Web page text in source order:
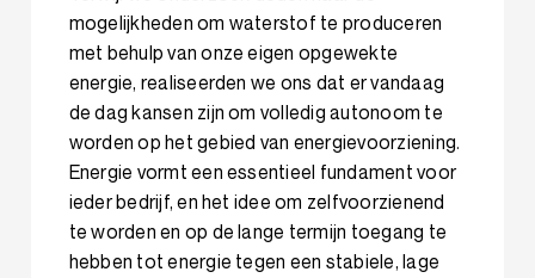
mogelijkheden om waterstof te produceren
met behulp van onze eigen opgewekte
energie, realiseerden we ons dat er vandaag
de dag kansen zijn om volledig autonoom te
worden op het gebied van energievoorziening.
Energie vormt een essentieel fundament voor
ieder bedrijf, en het idee om zelfvoorzienend
te worden en op de lange termijn toegang te
hebben tot energie tegen een stabiele, lage